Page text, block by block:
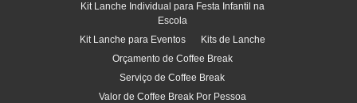
Kit Lanche Individual para Festa Infantil na
Escola
Kit Lanche para Eventos
Kits de Lanche
Orçamento de Coffee Break
Serviço de Coffee Break
Valor de Coffee Break Por Pessoa